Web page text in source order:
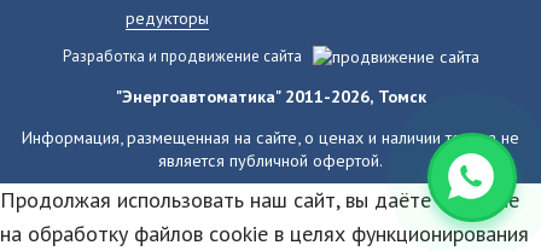
редукторы
Разработка и продвижение сайта
"Энергоавтоматика" 2011-2026, Томск
Информация, размещенная на сайте, о ценах и наличии товара не
является публичной офертой.
Продолжая использовать наш сайт, вы даёте согласие
на обработку файлов cookie в целях функционирования